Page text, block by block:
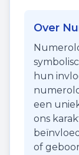
Over
hun
een
ons
of